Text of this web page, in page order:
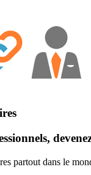
partout dans le